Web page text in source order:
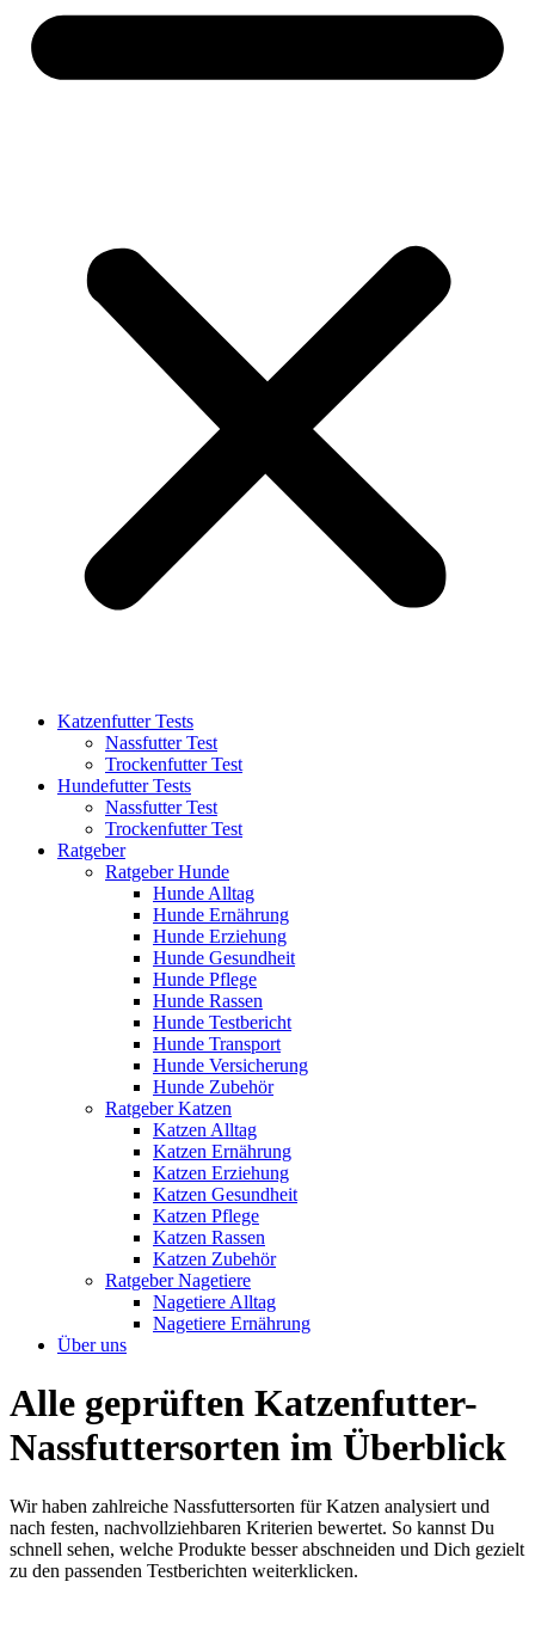
Katzenfutter Tests
Nassfutter Test
Trockenfutter Test
Hundefutter Tests
Nassfutter Test
Trockenfutter Test
Ratgeber
Ratgeber Hunde
Hunde Alltag
Hunde Ernährung
Hunde Erziehung
Hunde Gesundheit
Hunde Pflege
Hunde Rassen
Hunde Testbericht
Hunde Transport
Hunde Versicherung
Hunde Zubehör
Ratgeber Katzen
Katzen Alltag
Katzen Ernährung
Katzen Erziehung
Katzen Gesundheit
Katzen Pflege
Katzen Rassen
Katzen Zubehör
Ratgeber Nagetiere
Nagetiere Alltag
Nagetiere Ernährung
Über uns
Alle geprüften Katzenfutter-
Nassfuttersorten im Überblick
Wir haben zahlreiche Nassfuttersorten für Katzen analysiert und
nach festen, nachvollziehbaren Kriterien bewertet. So kannst Du
schnell sehen, welche Produkte besser abschneiden und Dich gezielt
zu den passenden Testberichten weiterklicken.